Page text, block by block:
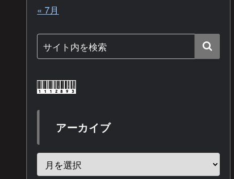
« 7月
アーカイブ